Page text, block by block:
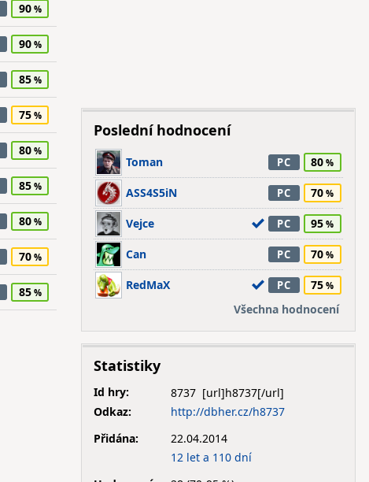
90
90
85
75
80
85
80
70
85
Poslední hodnocení
Toman PC 80
ASS4S5iN PC 70
Vejce PC 95
Can PC 70
RedMaX PC
75
Všechna hodnocení
Statistiky
Id hry:
8737
Odkaz:
http://dbher.cz/h8737
Přidána:
22.04.2014
12 let a 110 dní